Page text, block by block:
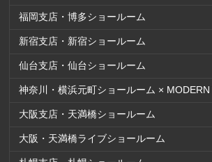
福岡支店・博多ショールーム
新宿支店・新宿ショールーム
仙台支店・仙台ショールーム
神奈川・横浜元町ショールーム ×
大阪支店・天満橋ショールーム
大阪・天満橋ライブショールーム